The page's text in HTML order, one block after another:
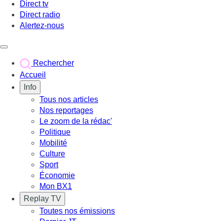
Direct tv
Direct radio
Alertez-nous
Rechercher
Accueil
Info
Tous nos articles
Nos reportages
Le zoom de la rédac'
Politique
Mobilité
Culture
Sport
Économie
Mon BX1
Replay TV
Toutes nos émissions